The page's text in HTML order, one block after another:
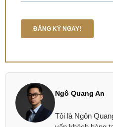
Ngô Quang An
Tôi là Ngôn